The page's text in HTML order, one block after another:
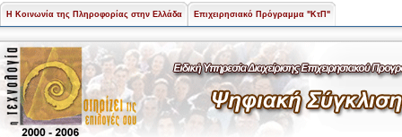
Η Κοινωνία της Πληροφορίας στην Ελλάδα Επιχειρησιακό Πρόγραμμα "ΚτΠ"